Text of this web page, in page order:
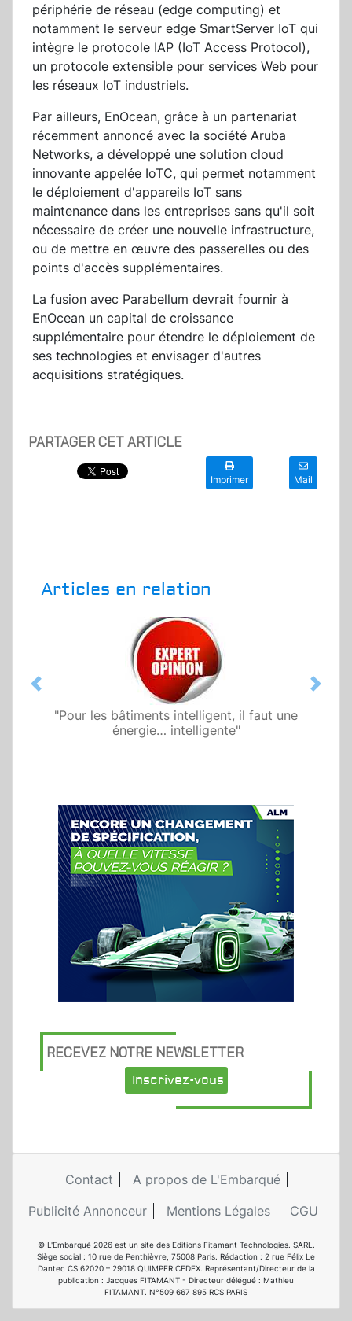
périphérie de réseau (edge computing) et
notamment le serveur edge SmartServer IoT qui
intègre le protocole IAP (IoT Access Protocol),
un protocole extensible pour services Web pour
les réseaux IoT industriels.
Par ailleurs, EnOcean, grâce à un partenariat
récemment annoncé avec la société Aruba
Networks, a développé une solution cloud
innovante appelée IoTC, qui permet notamment
le déploiement d'appareils IoT sans
maintenance dans les entreprises sans qu'il soit
nécessaire de créer une nouvelle infrastructure,
ou de mettre en œuvre des passerelles ou des
points d'accès supplémentaires.
La fusion avec Parabellum devrait fournir à
EnOcean un capital de croissance
supplémentaire pour étendre le déploiement de
ses technologies et envisager d'autres
acquisitions stratégiques.
PARTAGER CET ARTICLE
Imprimer Mail
Articles en relation
"Pour les bâtiments intelligent, il faut une
énergie… intelligente"
Previous Next
RECEVEZ NOTRE NEWSLETTER
Inscrivez-vous
Contact
A propos de L'Embarqué
Publicité Annonceur
Mentions Légales CGU
© L'Embarqué 2026 est un site des Editions Fitamant Technologies. SARL.
Siège social : 10 rue de Penthièvre, 75008 Paris. Rédaction : 2 rue Félix Le
Dantec CS 62020 – 29018 QUIMPER CEDEX. Représentant/Directeur de la
publication : Jacques FITAMANT - Directeur délégué : Mathieu
FITAMANT. N°509 667 895 RCS PARIS